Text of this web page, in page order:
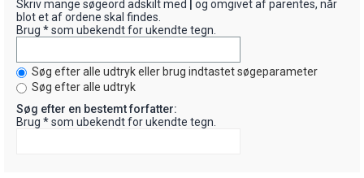
Skriv mange søgeord adskilt med
og omgivet af parentes, når
blot et af ordene skal findes.
Brug * som ubekendt for ukendte tegn.
Søg efter alle udtryk eller brug indtastet søgeparameter
Søg efter alle udtryk
Søg efter en bestemt forfatter:
Brug * som ubekendt for ukendte tegn.